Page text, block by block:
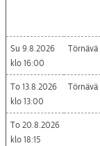
Su 9.8.2026
16:00
Törnävä
To 13.8.2026
13:00
Törnävä
To 20.8.2026
18:15